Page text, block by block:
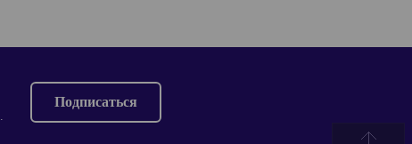
Подписаться